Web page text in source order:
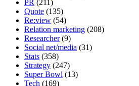
PR (211)
Quote (135)
Re:view (54)
Relation marketing (208)
Researcher(9)
Social net/media (31)
Stats (358)
Strategy (247)
Super Bowl (13)
Tech (169)